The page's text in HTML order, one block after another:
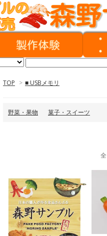
TOP > ■ USBメモリ
野菜・果物 菓子・スイーツ